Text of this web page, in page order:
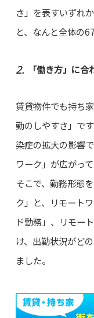
さ」を表すいずれ
と、なんと全体の
「働き方」に
賃貸物件でも持ち
勤のしやすさ」で
染症の拡大の影響
ワーク」が広がって
そこで、勤務形態
ク」と、リモート
ド勤務」、リモー
け、出勤状況がど
ました。